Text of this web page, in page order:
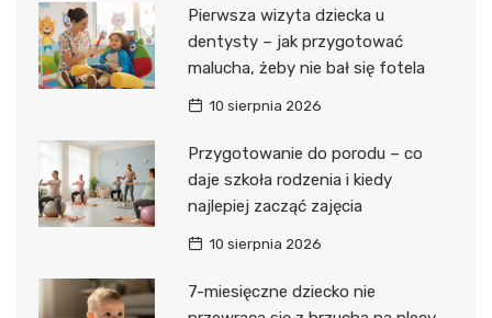
Pierwsza wizyta dziecka u
dentysty – jak przygotować
malucha, żeby nie bał się fotela
10 sierpnia 2026
Przygotowanie do porodu – co
daje szkoła rodzenia i kiedy
najlepiej zacząć zajęcia
10 sierpnia 2026
7-miesięczne dziecko nie